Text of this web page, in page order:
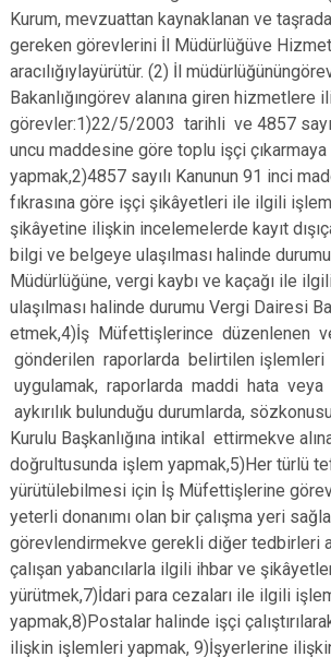
Kurum, mevzuattan kaynaklanan ve
gereken görevlerini İl Müdürlüğüve
aracılığıylayürütür. (2) İl
Bakanlığıngörev alanına giren hizmetlere
görevler:1)22/5/2003 tarihli ve 4857
uncu maddesine göre toplu işçi
yapmak,2)4857 sayılı Kanunun 91 inci
fıkrasına göre işçi şikâyetleri ile ilgili
şikâyetine ilişkin incelemelerde kayıt
bilgi ve belgeye ulaşılması halinde
Müdürlüğüne, vergi kaybı ve kaçağı ile
ulaşılması halinde durumu Vergi Dairesi
etmek,4)İş Müfettişlerince düzenlenen
gönderilen raporlarda belirtilen
uygulamak, raporlarda maddi hata veya
aykırılık bulunduğu durumlarda,
Kurulu Başkanlığına intikal ettirmekve
doğrultusunda işlem yapmak,5)Her türlü
yürütülebilmesi için İş Müfettişlerine
yeterli donanımı olan bir çalışma yeri
görevlendirmekve gerekli diğer tedbirleri
çalışan yabancılarla ilgili ihbar ve
yürütmek,7)İdari para cezaları ile ilgili
yapmak,8)Postalar halinde işçi
ilişkin işlemleri yapmak, 9)İşyerlerine